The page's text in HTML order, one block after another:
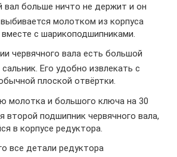
вал больше ничто не держит и он
молотком из корпуса
с шарикоподшипниками.
червячного вала есть большой
Его удобно извлекать с
плоской отвёртки.
молотка и большого ключа на 30
второй подшипник червячного вала,
в корпусе редуктора.
все детали редуктора